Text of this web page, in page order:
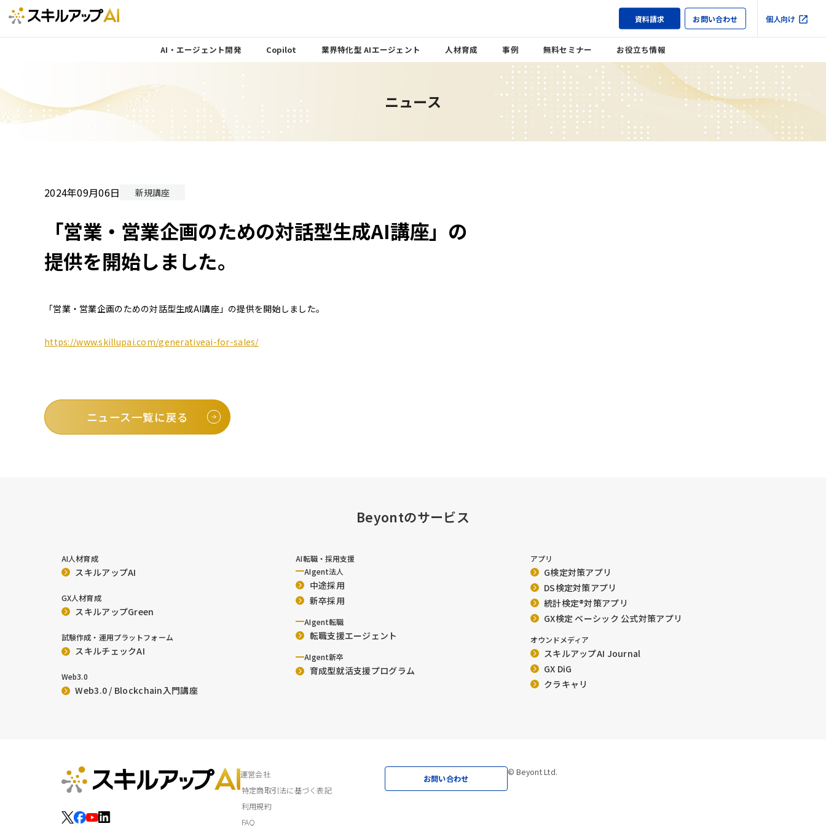
資料請求 お問い合わせ 個人向け
AI・エージェント開発 Copilot 業界特化型 AIエージェント 人材育成 事例 無料セミナー お役立ち情報
ニュース
2024年09月06日 新規講座
「営業・営業企画のための対話型生成AI講座」の
提供を開始しました。
「営業・営業企画のための対話型生成AI講座」の提供を開始しました。
https://www.skillupai.com/generativeai-for-sales/
ニュース一覧に戻る
Beyontのサービス
AI人材育成
スキルアップAI
GX人材育成
スキルアップGreen
試験作成・運用プラットフォーム
スキルチェックAI
Web3.0
Web3.0 / Blockchain入門講座
AI転職・採用支援
AIgent法人
中途採用
新卒採用
AIgent転職
転職支援エージェント
AIgent新卒
育成型就活支援プログラム
アプリ
G検定対策アプリ
DS検定対策アプリ
統計検定®︎対策アプリ
GX検定 ベーシック 公式対策アプリ
オウンドメディア
スキルアップAI Journal
GX DiG
クラキャリ
運営会社
特定商取引法に基づく表記
利用規約
FAQ
お問い合わせ
© Beyont Ltd.